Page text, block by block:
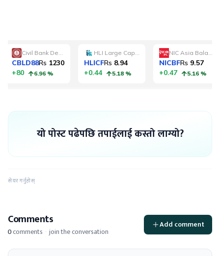
यो पोस्ट पढेपछि तपाईलाई कस्तो लाग्यो?
सेयर गर्नुहोस्
Comments
0comments · join the conversation
Add comment